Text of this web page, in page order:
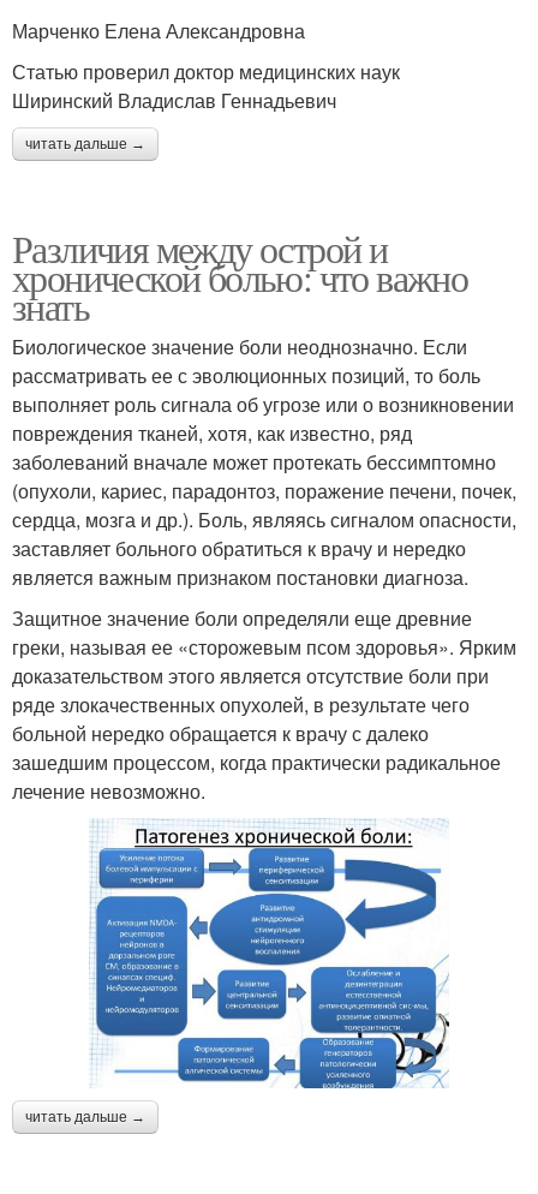
Марченко Елена Александровна
Статью проверил доктор медицинских наук
Ширинский Владислав Геннадьевич
читать дальше →
Различия между острой и
хронической болью: что важно
знать
Биологическое значение боли неоднозначно. Если
рассматривать ее с эволюционных позиций, то боль
выполняет роль сигнала об угрозе или о возникновении
повреждения тканей, хотя, как известно, ряд
заболеваний вначале может протекать бессимптомно
(опухоли, кариес, парадонтоз, поражение печени, почек,
сердца, мозга и др.). Боль, являясь сигналом опасности,
заставляет больного обратиться к врачу и нередко
является важным признаком постановки диагноза.
Защитное значение боли определяли еще древние
греки, называя ее «сторожевым псом здоровья». Ярким
доказательством этого является отсутствие боли при
ряде злокачественных опухолей, в результате чего
больной нередко обращается к врачу с далеко
зашедшим процессом, когда практически радикальное
лечение невозможно.
читать дальше →